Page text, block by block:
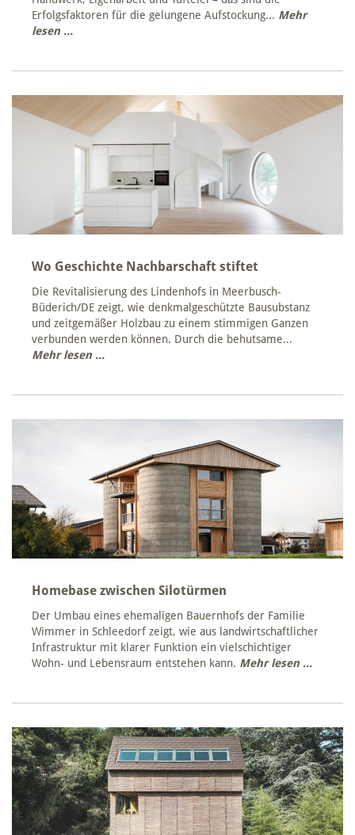
Erfolgsfaktoren für die gelungene Aufstockung... Mehr
lesen ...
Wo Geschichte Nachbarschaft stiftet
Die Revitalisierung des Lindenhofs in Meerbusch-
Büderich/DE zeigt, wie denkmalgeschützte Bausubstanz
und zeitgemäßer Holzbau zu einem stimmigen Ganzen
verbunden werden können. Durch die behutsame...
Mehr lesen ...
Homebase zwischen Silotürmen
Der Umbau eines ehemaligen Bauernhofs der Familie
Wimmer in Schleedorf zeigt, wie aus landwirtschaftlicher
Infrastruktur mit klarer Funktion ein vielschichtiger
Wohn- und Lebensraum entstehen kann. Mehr lesen ...